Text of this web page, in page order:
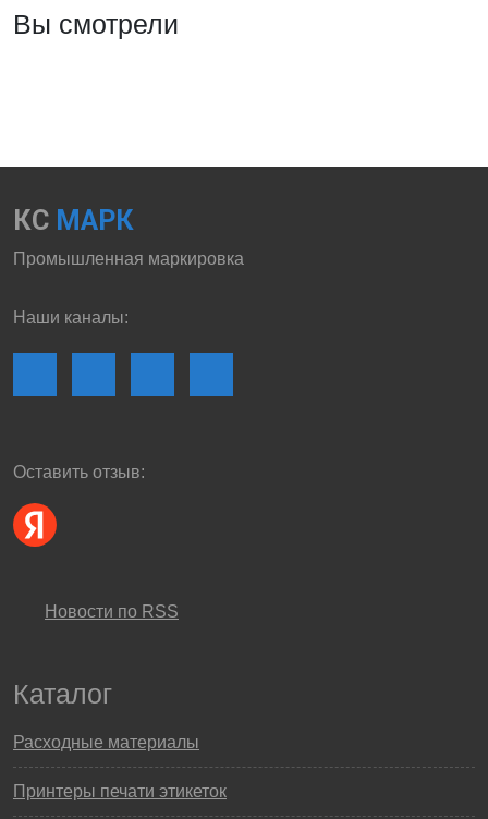
Вы смотрели
КС МАРК
Промышленная маркировка
Наши каналы:
Оставить отзыв:
Новости по RSS
Каталог
Расходные материалы
Принтеры печати этикеток